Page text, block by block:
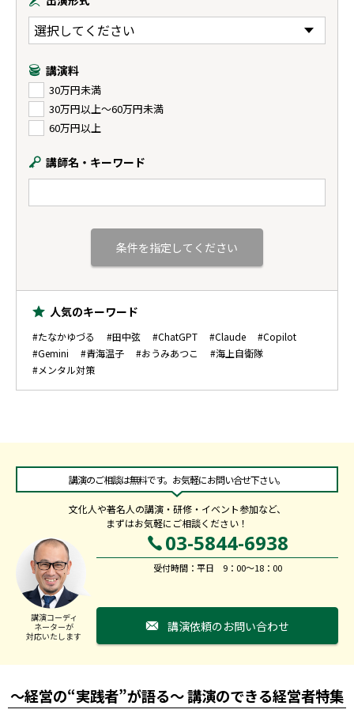
講演料
30万円未満
30万円以上〜60万円未満
60万円以上
講師名・キーワード
人気のキーワード
#たなかゆづる #田中弦 #ChatGPT #Claude
#Copilot
#Gemini
#青海温子 #おうみあつこ
#海上自衛隊
#メンタル対策
講演のご相談は無料です。お気軽にお問い合せ下さい。
文化人や著名人の講演・研修・イベント参加など、
まずはお気軽にご相談ください！
講演コーディ
ネーターが
対応いたします
03-5844-6938
受付時間：平日 9：00～18：00
講演依頼のお問い合わせ
～経営の“実践者”が語る～ 講演のできる経営者特集